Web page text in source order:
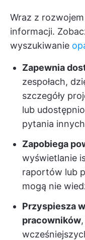
Wraz z
informacji.
wyszukiwanie
Zapewnia
zespołach,
szczegóły
lub
pytania innych
Zapobiega
wyświetlanie
raportów lub
mogą nie
Przyspiesza
pracowników